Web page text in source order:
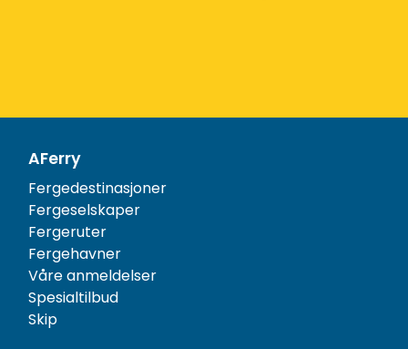
AFerry
Fergedestinasjoner
Fergeselskaper
Fergeruter
Fergehavner
Våre anmeldelser
Spesialtilbud
Skip